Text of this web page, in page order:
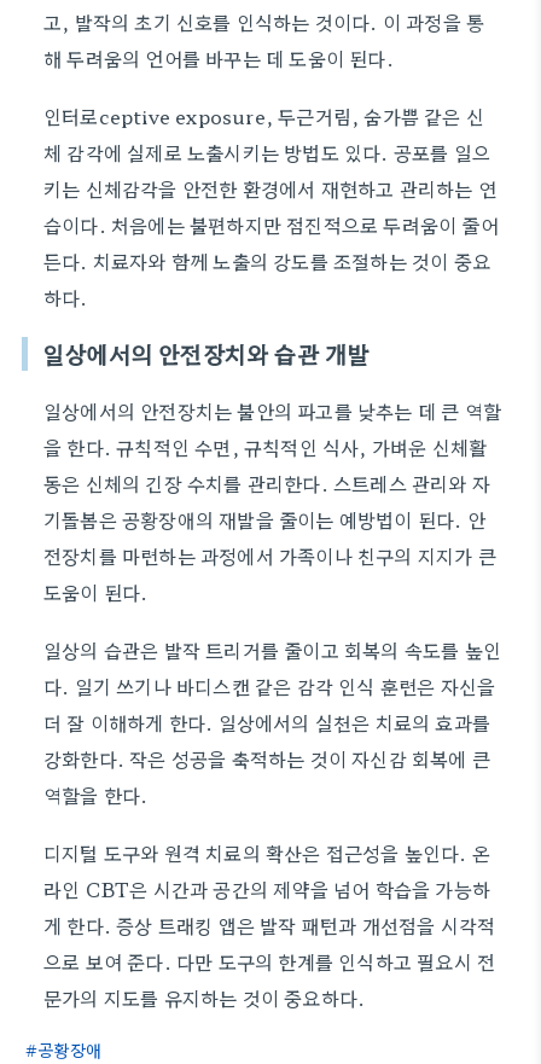
고, 발작의 초기 신호를 인식하는 것이다. 이 과정을 통
해 두려움의 언어를 바꾸는 데 도움이 된다.
인터로ceptive exposure, 두근거림, 숨가쁨 같은 신
체 감각에 실제로 노출시키는 방법도 있다. 공포를 일으
키는 신체감각을 안전한 환경에서 재현하고 관리하는 연
습이다. 처음에는 불편하지만 점진적으로 두려움이 줄어
든다. 치료자와 함께 노출의 강도를 조절하는 것이 중요
하다.
일상에서의 안전장치와 습관 개발
일상에서의 안전장치는 불안의 파고를 낮추는 데 큰 역할
을 한다. 규칙적인 수면, 규칙적인 식사, 가벼운 신체활
동은 신체의 긴장 수치를 관리한다. 스트레스 관리와 자
기돌봄은 공황장애의 재발을 줄이는 예방법이 된다. 안
전장치를 마련하는 과정에서 가족이나 친구의 지지가 큰
도움이 된다.
일상의 습관은 발작 트리거를 줄이고 회복의 속도를 높인
다. 일기 쓰기나 바디스캔 같은 감각 인식 훈련은 자신을
더 잘 이해하게 한다. 일상에서의 실천은 치료의 효과를
강화한다. 작은 성공을 축적하는 것이 자신감 회복에 큰
역할을 한다.
디지털 도구와 원격 치료의 확산은 접근성을 높인다. 온
라인 CBT은 시간과 공간의 제약을 넘어 학습을 가능하
게 한다. 증상 트래킹 앱은 발작 패턴과 개선점을 시각적
으로 보여 준다. 다만 도구의 한계를 인식하고 필요시 전
문가의 지도를 유지하는 것이 중요하다.
공황장애